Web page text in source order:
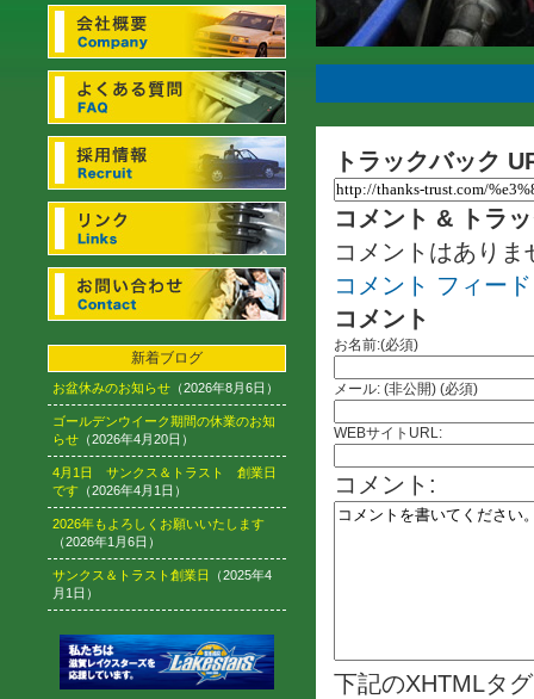
新着ブログ
お盆休みのお知らせ （2026年8月6日）
ゴールデンウイーク期間の休業のお知
らせ （2026年4月20日）
4月1日 サンクス＆トラスト 創業日
です （2026年4月1日）
2026年もよろしくお願いいたします
（2026年1月6日）
サンクス＆トラスト創業日
（2025年4
月1日）
トラックバック
コメント & トラ
コメントはありま
コメント フィード
コメント
お名前:(必須)
メール: (非公開) (必須)
WEBサイトURL:
コメント:
下記のXHTMLタ